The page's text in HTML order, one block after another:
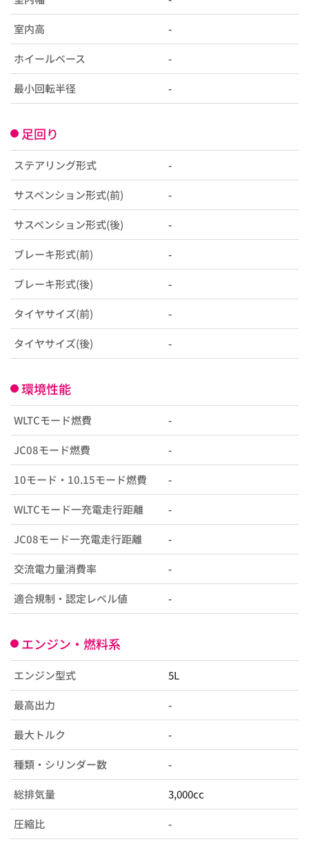
室内高 -
ホイールベース -
最小回転半径 -
足回り
ステアリング形式 -
サスペンション形式(前) -
サスペンション形式(後) -
ブレーキ形式(前) -
ブレーキ形式(後) -
タイヤサイズ(前) -
タイヤサイズ(後) -
環境性能
WLTCモード燃費 -
JC08モード燃費 -
10モード・10.15モード燃費 -
WLTCモード一充電走行距離 -
JC08モード一充電走行距離 -
交流電力量消費率 -
適合規制・認定レベル値 -
エンジン・燃料系
エンジン型式 5L
最高出力 -
最大トルク -
種類・シリンダー数 -
総排気量 3,000cc
圧縮比 -